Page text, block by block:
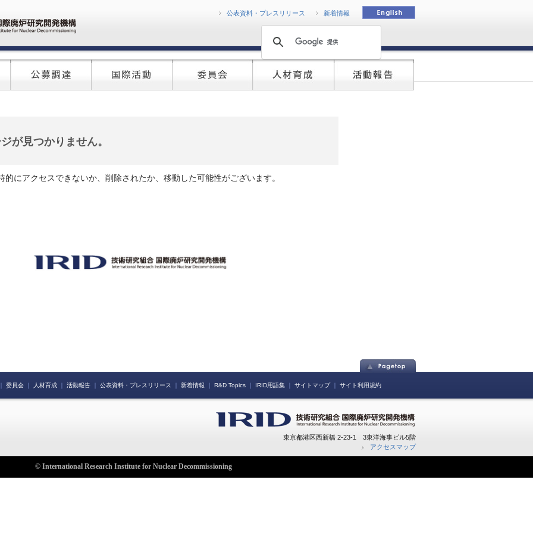
コンテンツへ移動
公表資料・プレスリリース 新着情報
が見つかりません。
的にアクセスできないか、削除されたか、移動した可能性がございます。
委員会 ｜ 人材育成 ｜ 活動報告 ｜ 公表資料・プレスリリース ｜ 新着情報 ｜ R&D Topics ｜ IRID用語集 ｜ サイトマップ｜ サイト利用規約
東京都港区西新橋 2-23-1 3東洋海事ビル5階
アクセスマップ
© International Research Institute for Nuclear Decommissioning